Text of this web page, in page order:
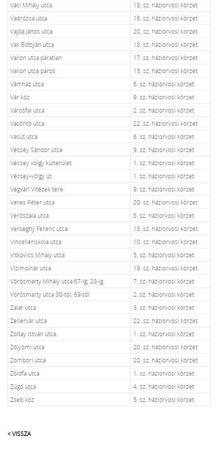
Váci Mihály utca
18. sz. háziorvosi körzet
Vadrózsa utca
16. sz. háziorvosi körzet
Vajda János utca
20. sz. háziorvosi körzet
Vak Bottyán utca
18. sz. háziorvosi körzet
Vallon utca páratlan
17. sz. háziorvosi körzet
Vallon utca páros
13. sz. háziorvosi körzet
Vámház utca
6. sz. háziorvosi körzet
Vár köz
9. sz. háziorvosi körzet
Városfal utca
2. sz. háziorvosi körzet
Vasöntő utca
22. sz. háziorvosi körzet
Vasút utca
6. sz. háziorvosi körzet
Vécsey Sándor utca
9. sz. háziorvosi körzet
Vécsey völgy külterület
1. sz. háziorvosi körzet
Vécsey-völgy út
1. sz. háziorvosi körzet
Végvári Vitézek tere
9. sz. háziorvosi körzet
Veres Péter utca
20. sz. háziorvosi körzet
Verőszala utca
8. sz. háziorvosi körzet
Verseghy Ferenc utca
18. sz. háziorvosi körzet
Vincellériskola utca
10. sz. háziorvosi körzet
Vitkovics Mihály utca
5. sz. háziorvosi körzet
Vízimolnár utca
19. sz. háziorvosi körzet
Vörösmarty Mihály utca 67-ig; 28-ig
7. sz. háziorvosi körzet
Vörösmarty utca 30-tól, 69-től
2. sz. háziorvosi körzet
Zalár utca
3. sz. háziorvosi körzet
Zellervár utca
22. sz. háziorvosi körzet
Zoltay István utca
1. sz. háziorvosi körzet
Zólyomi utca
20. sz. háziorvosi körzet
Zombori utca
20. sz. háziorvosi körzet
Zöldfa utca
1. sz. háziorvosi körzet
Zúgó utca
4. sz. háziorvosi körzet
Zseb köz
5. sz. háziorvosi körzet
< VISSZA